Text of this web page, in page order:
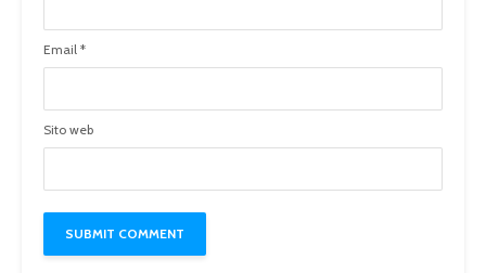
Email *
Sito web